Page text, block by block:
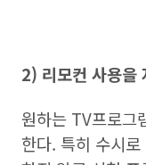
2) 리모컨 사용을
원하는 TV프로그
한다. 특히 수시